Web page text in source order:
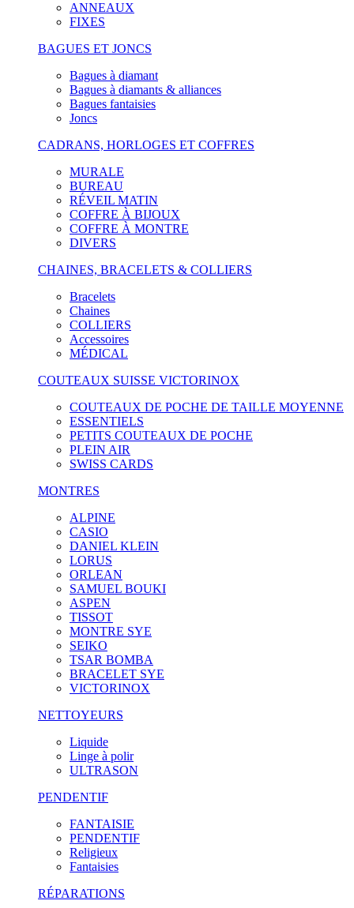
ANNEAUX
FIXES
BAGUES ET JONCS
Bagues à diamant
Bagues à diamants & alliances
Bagues fantaisies
Joncs
CADRANS, HORLOGES ET COFFRES
MURALE
BUREAU
RÉVEIL MATIN
COFFRE À BIJOUX
COFFRE À MONTRE
DIVERS
CHAINES, BRACELETS & COLLIERS
Bracelets
Chaines
COLLIERS
Accessoires
MÉDICAL
COUTEAUX SUISSE VICTORINOX
COUTEAUX DE POCHE DE TAILLE MOYENNE
ESSENTIELS
PETITS COUTEAUX DE POCHE
PLEIN AIR
SWISS CARDS
MONTRES
ALPINE
CASIO
DANIEL KLEIN
LORUS
ORLEAN
SAMUEL BOUKI
ASPEN
TISSOT
MONTRE SYE
SEIKO
TSAR BOMBA
BRACELET SYE
VICTORINOX
NETTOYEURS
Liquide
Linge à polir
ULTRASON
PENDENTIF
FANTAISIE
PENDENTIF
Religieux
Fantaisies
RÉPARATIONS